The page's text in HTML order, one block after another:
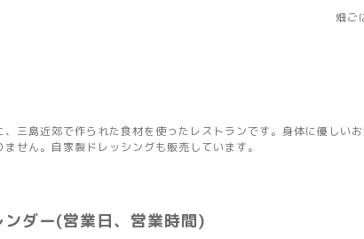
畑ご
三島近郊で作られた食材を使ったレストランです。身体に優しい
せん。自家製ドレッシングも販売しています。
ンダー(営業日、営業時間)